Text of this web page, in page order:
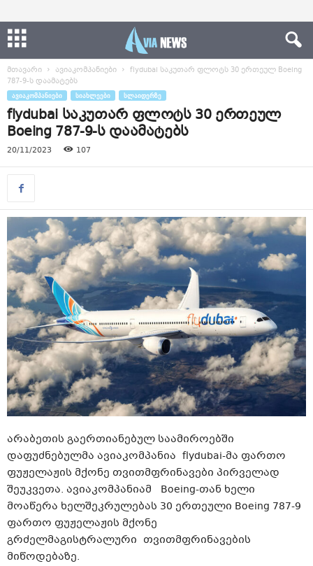
მთავარი ავიაკომპანიები
flydubai საკუთარ ფლოტს 30 ერთეულ Boeing
787-9-ს დაამატებს
ᲐᲕᲘᲐᲙᲝᲛᲞᲐᲜᲘᲔᲑᲘ ᲡᲘᲐᲮᲚᲔᲔᲑᲘ ᲡᲚᲐᲘᲓᲔᲠᲖᲔ
flydubai საკუთარ ფლოტს 30 ერთეულ
Boeing 787-9-ს დაამატებს
20/11/2023 107
არაბეთის გაერთიანებულ საამიროებში
დაფუძნებულმა ავიაკომპანია flydubai-მა ფართო
ფუჟელაჟის მქონე თვითმფრინავები პირველად
შეუკვეთა. ავიაკომპანიამ Boeing-თან ხელი
მოაწერა ხელშეკრულებას 30 ერთეული Boeing 787-9
ფართო ფუჟელაჟის მქონე
გრძელმაგისტრალური თვითმფრინავების
მიწოდებაზე.